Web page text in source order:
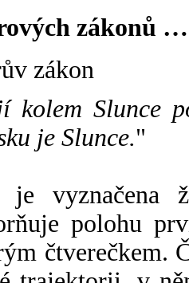
zákonů …
zákon
kolem Slunce
je Slunce."
je vyznačena
polohu
čtverečkem.